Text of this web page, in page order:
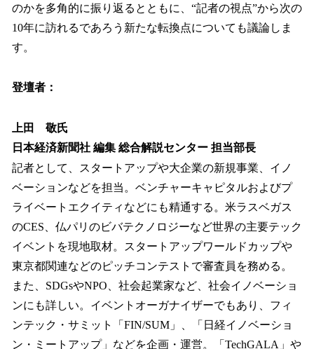
のかを多角的に振り返るとともに、“記者の視点”から次の
10年に訪れるであろう新たな転換点についても議論しま
す。
登壇者：
上田 敬氏
日本経済新聞社 編集 総合解説センター 担当部長
記者として、スタートアップや大企業の新規事業、イノ
ベーションなどを担当。ベンチャーキャピタルおよびプ
ライベートエクイティなどにも精通する。米ラスベガス
のCES、仏パリのビバテクノロジーなど世界の主要テック
イベントを現地取材。スタートアップワールドカップや
東京都関連などのピッチコンテストで審査員を務める。
また、SDGsやNPO、社会起業家など、社会イノベーショ
ンにも詳しい。イベントオーガナイザーでもあり、フィ
ンテック・サミット「FIN/SUM」、「日経イノベーショ
ン・ミートアップ」などを企画・運営。「TechGALA」や